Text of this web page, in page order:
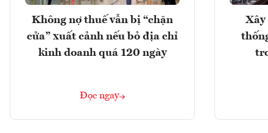
Không nợ thuế vẫn bị “chặn
cửa” xuất cảnh nếu bỏ địa chỉ
kinh doanh quá 120 ngày
Đọc ngay
Xây